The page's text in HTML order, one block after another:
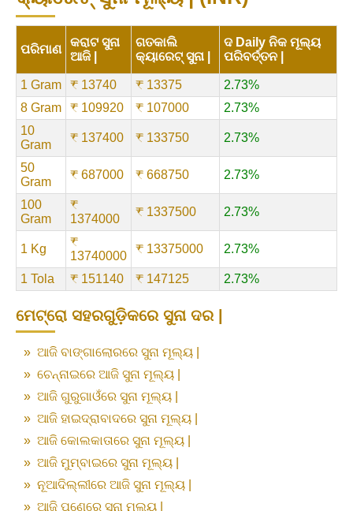
ପରିମାଣ
କରାଟ ସୁନା
ଆଜି |
ଗତକାଲି
କ୍ୟାରେଟ୍ ସୁନା |
ଦ Daily ନିକ ମୂଲ୍ୟ
ପରିବର୍ତ୍ତନ |
1 Gram ₹ 13740 ₹ 13375
2.73%
8 Gram
₹ 109920 ₹ 107000
2.73%
10
Gram
₹ 137400 ₹ 133750 2.73%
50
Gram
₹ 687000 ₹ 668750 2.73%
100
Gram
₹
1374000
₹ 1337500 2.73%
1 Kg
₹
13740000
₹ 13375000 2.73%
1 Tola ₹ 151140 ₹ 147125 2.73%
ମେଟ୍ରୋ ସହରଗୁଡ଼ିକରେ ସୁନା ଦର |
» ଆଜି ବାଙ୍ଗାଲୋରରେ ସୁନା ମୂଲ୍ୟ |
» ଚେନ୍ନାଇରେ ଆଜି ସୁନା ମୂଲ୍ୟ |
» ଆଜି ଗୁରୁଗାଓଁରେ ସୁନା ମୂଲ୍ୟ |
» ଆଜି ହାଇଦ୍ରାବାଦରେ ସୁନା ମୂଲ୍ୟ |
» ଆଜି କୋଲକାତାରେ ସୁନା ମୂଲ୍ୟ |
» ଆଜି ମୁମ୍ବାଇରେ ସୁନା ମୂଲ୍ୟ |
» ନୂଆଦିଲ୍ଲୀରେ ଆଜି ସୁନା ମୂଲ୍ୟ |
» ଆଜି ପୁଣେରେ ସୁନା ମୂଲ୍ୟ |